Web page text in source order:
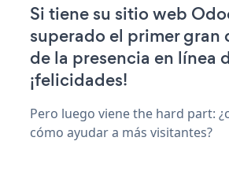
Si tiene su sitio web
superado el primer
de la presencia en línea
¡felicidades!
Pero luego viene the hard part:
cómo ayudar a más visitantes?